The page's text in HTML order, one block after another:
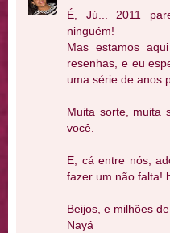
É, Jú... 2011
ninguém!
Mas estamos
resenhas, e eu
uma série de anos
Muita sorte, muita
você.
E, cá entre nós,
fazer um não falta!
Beijos, e milhões
Nayá